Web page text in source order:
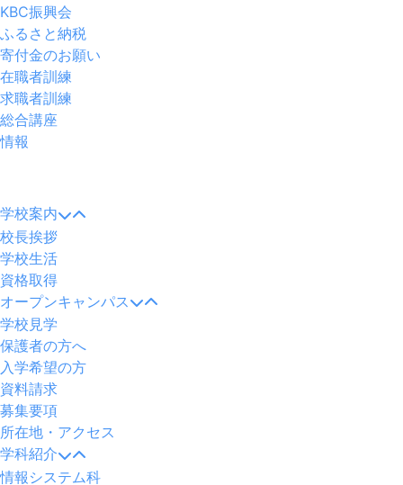
KBC振興会
ふるさと納税
寄付金のお願い
在職者訓練
求職者訓練
総合講座
情報
ニ
ュ
ー
学校案内
校長挨拶
学校生活
資格取得
オープンキャンパス
学校見学
保護者の方へ
入学希望の方
資料請求
募集要項
所在地・アクセス
学科紹介
情報システム科